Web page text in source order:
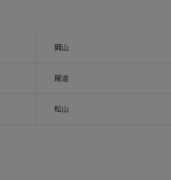
岡山
尾道
松山